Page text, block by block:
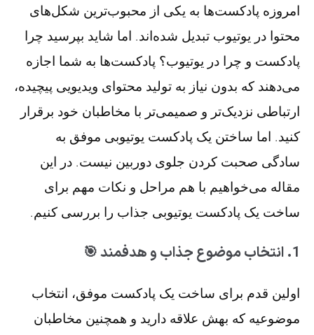
امروزه پادکست‌ها به یکی از محبوب‌ترین شکل‌های
محتوا در یوتیوب تبدیل شده‌اند. اما شاید بپرسید چرا
پادکست و چرا در یوتیوب؟ پادکست‌ها به شما اجازه
می‌دهند که بدون نیاز به تولید محتوای ویدیویی پیچیده،
ارتباطی نزدیک‌تر و صمیمی‌تر با مخاطبان خود برقرار
کنید. اما ساختن یک پادکست یوتیوبی موفق به
سادگی صحبت کردن جلوی دوربین نیست. در این
مقاله می‌خواهیم با هم مراحل و نکات مهم برای
ساخت یک پادکست یوتیوبی جذاب را بررسی کنیم.
1. انتخاب موضوع جذاب و هدفمند 🎯
اولین قدم برای ساخت یک پادکست موفق، انتخاب
موضوعیه که بهش علاقه دارید و همچنین مخاطبان